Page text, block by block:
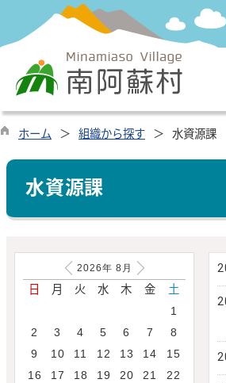
ホーム 組織から探す 水資源課
水資源課
2026年 8 月
日 月 火 水 木 金 土
1
2
3 4 5 6 7
8
9
10 11 12 13 14
15
16
17 18 19 20 21
22